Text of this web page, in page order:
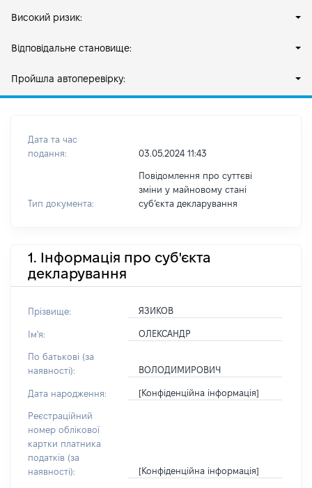
Високий ризик:
Відповідальне становище:
Пройшла автоперевірку:
Дата та час
подання:
03.05.2024 11:43
Тип документа:
Повідомлення про суттєві
зміни у майновому стані
субʼєкта декларування
1. Інформація про суб'єкта
декларування
Прізвище: ЯЗИКОВ
Ім'я: ОЛЕКСАНДР
По батькові (за
наявності):
ВОЛОДИМИРОВИЧ
Дата народження: [Конфіденційна інформація]
Реєстраційний
номер облікової
картки платника
податків (за
наявності):
[Конфіденційна інформація]